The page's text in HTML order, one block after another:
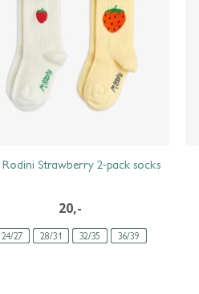
24/27 28/31 32/35 36/39
Rodini Strawberry 2-pack socks
20,-